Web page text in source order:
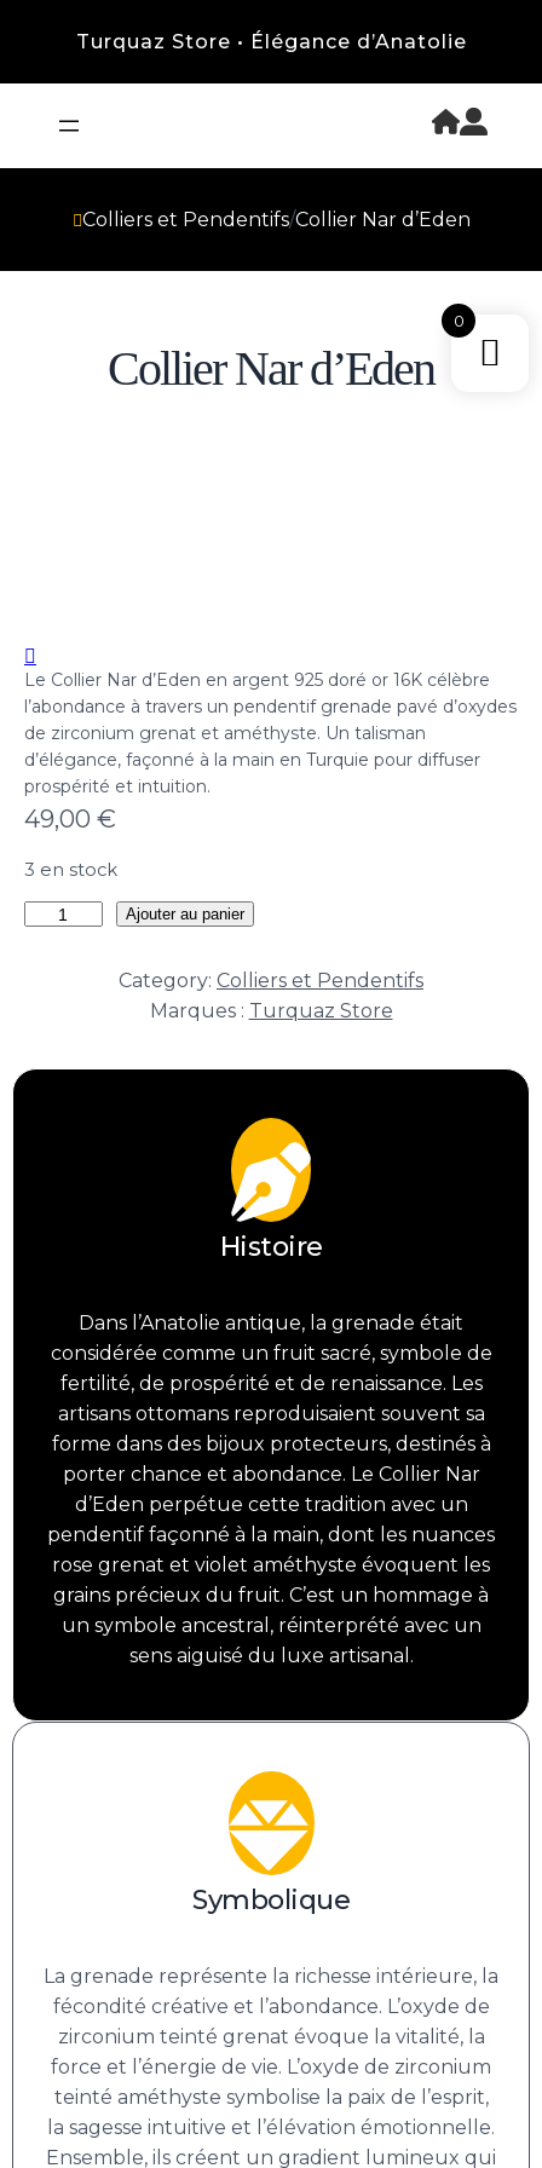
Turquaz Store • Élégance d’Anatolie
Colliers et Pendentifs/Collier Nar d’Eden
Collier Nar d’Eden
Le Collier Nar d’Eden en argent 925 doré or 16K célèbre
l’abondance à travers un pendentif grenade pavé d’oxydes
de zirconium grenat et améthyste. Un talisman
d’élégance, façonné à la main en Turquie pour diffuser
prospérité et intuition.
49,00 €
3 en stock
quantité
Ajouter au panier
Category: Colliers et Pendentifs
Marques : Turquaz Store
Histoire
Dans l’Anatolie antique, la grenade était
considérée comme un fruit sacré, symbole de
fertilité, de prospérité et de renaissance. Les
artisans ottomans reproduisaient souvent sa
forme dans des bijoux protecteurs, destinés à
porter chance et abondance. Le Collier Nar
d’Eden perpétue cette tradition avec un
pendentif façonné à la main, dont les nuances
rose grenat et violet améthyste évoquent les
grains précieux du fruit. C’est un hommage à
un symbole ancestral, réinterprété avec un
sens aiguisé du luxe artisanal.
Symbolique
La grenade représente la richesse intérieure, la
fécondité créative et l’abondance. L’oxyde de
zirconium teinté grenat évoque la vitalité, la
force et l’énergie de vie. L’oxyde de zirconium
teinté améthyste symbolise la paix de l’esprit,
la sagesse intuitive et l’élévation émotionnelle.
Ensemble, ils créent un gradient lumineux qui
0